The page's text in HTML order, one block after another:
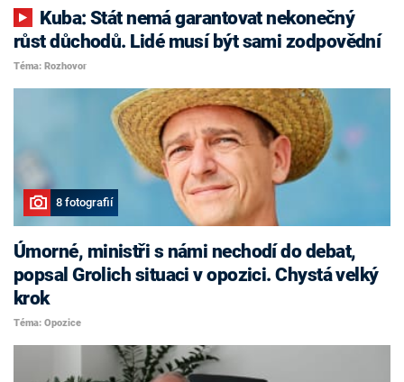
růst důchodů. Lidé musí být sami zodpovědní
Téma: Rozhovor
8 fotografií
Úmorné, ministři s námi nechodí do debat,
popsal Grolich situaci v opozici. Chystá velký
krok
Téma: Opozice